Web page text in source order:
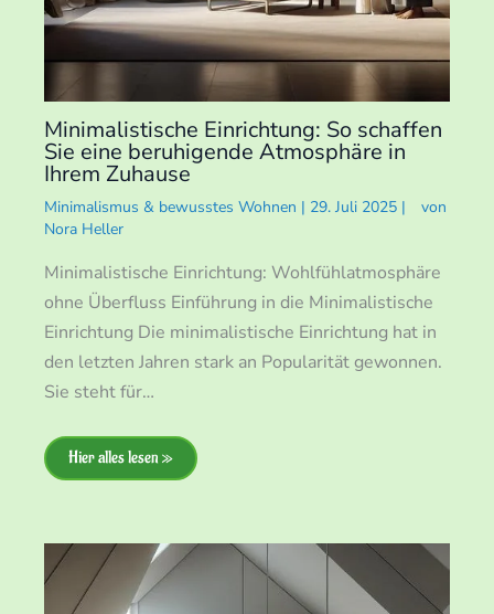
Minimalistische Einrichtung: So schaffen
Sie eine beruhigende Atmosphäre in
Ihrem Zuhause
Minimalismus & bewusstes Wohnen | 29. Juli 2025 |
von
Nora Heller
Minimalistische Einrichtung: Wohlfühlatmosphäre
ohne Überfluss Einführung in die Minimalistische
Einrichtung Die minimalistische Einrichtung hat in
den letzten Jahren stark an Popularität gewonnen.
Sie steht für…
Hier alles lesen »